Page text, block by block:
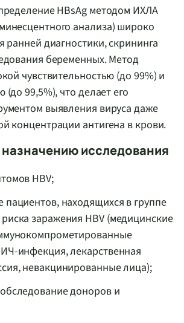
HBsAg методом ИХЛА
анализа) широко
ранней диагностики, скрининга
беременных. Метод
чувствительностью (до 99%) и
99,5%), что делает его
выявления вируса даже
концентрации антигена в крови.
исследования
HBV;
пациентов, находящихся в группе
заражения HBV (медицинские
инфекция, лекарственная
невакцинированные лица);
доноров и